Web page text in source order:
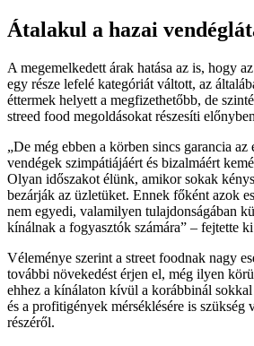
Átalakul a hazai
A megemelkedett árak hatása az is, hogy
egy része lefelé kategóriát váltott, az
éttermek helyett a megfizethetőbb, de
streed food megoldásokat részesíti
De még ebben a körben sincs garancia az
vendégek szimpátiájáért és bizalmáért
Olyan időszakot élünk, amikor sokak
bezárják az üzletüket. Ennek főként azok
nem egyedi, valamilyen tulajdonságában
kínálnak a fogyasztók számára
– fejtette
Véleménye szerint a street foodnak nagy
további növekedést érjen el, még ilyen
ehhez a kínálaton kívül a korábbinál sokkal
és a profitigények mérséklésére is szükség
részéről.